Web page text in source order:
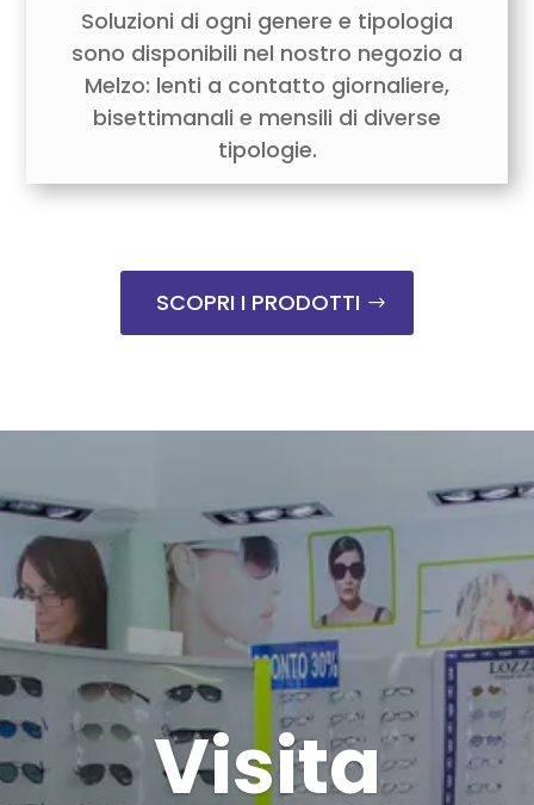
Soluzioni di ogni genere e tipologia
sono disponibili nel nostro negozio a
Melzo: lenti a contatto giornaliere,
bisettimanali e mensili di diverse
tipologie.
SCOPRI I PRODOTTI
Visita